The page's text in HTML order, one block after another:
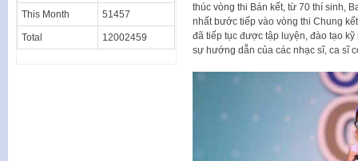
thúc vòng thi Bán kết, từ 70 thí sinh,
nhất bước tiếp vào vòng thi Chung
đã tiếp tục được tập luyện, đào tạo
sự hướng dẫn của các nhạc sĩ, ca sĩ
This Month 51457
Total 12002459